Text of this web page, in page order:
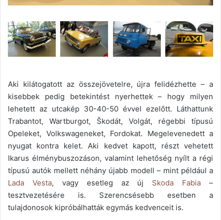
Aki kilátogatott az összejövetelre, újra felidézhette – a
kisebbek pedig betekintést nyerhettek – hogy milyen
lehetett az utcakép 30-40-50 évvel ezelőtt. Láthattunk
Trabantot, Wartburgot, Škodát, Volgát, régebbi típusú
Opeleket, Volkswageneket, Fordokat. Megelevenedett a
nyugat kontra kelet. Aki kedvet kapott, részt vehetett
Ikarus élménybuszozáson, valamint lehetőség nyílt a régi
típusú autók mellett néhány újabb modell – mint például a
Lada Vesta, vagy esetleg az új Skoda Fabia –
tesztvezetésére is. Szerencsésebb esetben a
tulajdonosok kipróbálhatták egymás kedvenceit is.